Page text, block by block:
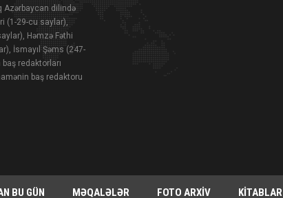
Azərbaycan dilində
(1-29-cu saylar),
Həmzə Fəthi
İsmayıl Şəms (247-
redaktorları
baş redaktoru
BU GÜN MƏQALƏLƏR FOTO ARXIV KITABLAR